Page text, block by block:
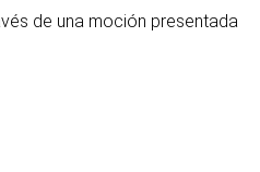
de una moción presentada